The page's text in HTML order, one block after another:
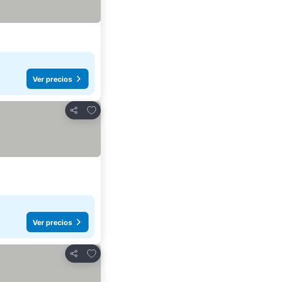
Ver precios
Compartir
Agregar a favoritos
Ver precios
Compartir
Agregar a favoritos